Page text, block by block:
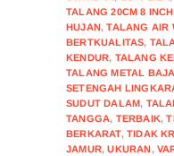
TALANG 20CM 8 INCH
HUJAN,TALANG AIR
BERTKUALITAS,
KENDUR, TALANG
TALANG METAL BAJA
SETENGAH
SUDUT DALAM,
TANGGA, TERBAIK,
BERKARAT,TIDAK
JAMUR,UKURAN,